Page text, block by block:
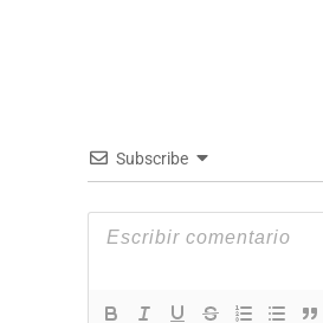
Subscribe